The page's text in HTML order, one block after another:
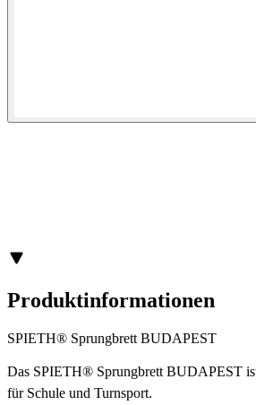
Produktinformationen
SPIETH® Sprungbrett BUDAPEST
Das SPIETH® Sprungbrett BUDAPEST
für Schule und Turnsport.